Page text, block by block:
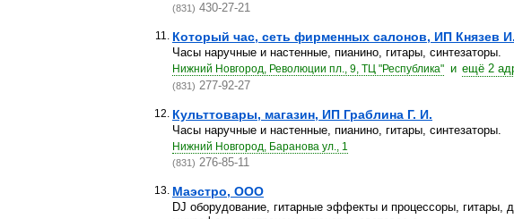
(831) 430-27-21
11. Который час, сеть фирменных салонов, ИП Князев
Часы наручные и настенные, пианино, гитары, синтезаторы.
Нижний Новгород, Революции пл., 9, ТЦ "Республика" и ещё 2
(831) 277-92-27
12. Культтовары, магазин, ИП Граблина Г. И.
Часы наручные и настенные, пианино, гитары, синтезаторы.
Нижний Новгород, Баранова ул., 1
(831) 276-85-11
13. Маэстро, ООО
DJ оборудование, гитарные эффекты и процессоры, гитары,